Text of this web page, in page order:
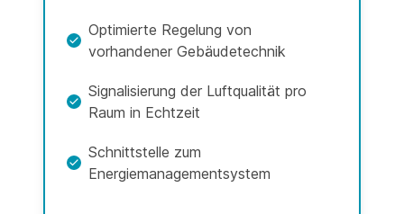
Optimierte Regelung von
vorhandener Gebäudetechnik
Signalisierung der Luftqualität pro
Raum in Echtzeit
Schnittstelle zum
Energiemanagementsystem